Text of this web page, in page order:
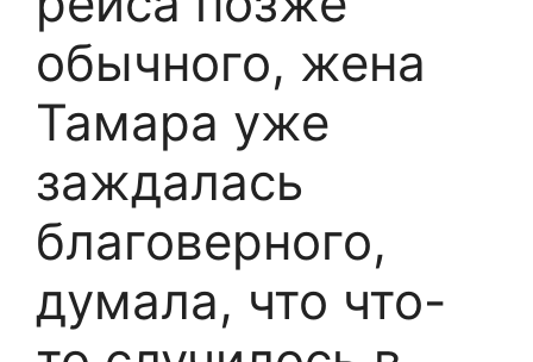
обычного, жена
Тамара уже
заждалась
благоверного,
думала, что что-